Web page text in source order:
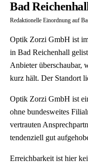
Bad
Redaktionelle Einordnung auf
Optik Zorzi GmbH ist
in Bad Reichenhall
Anbieter überschaubar,
kurz hält. Der Standort
Optik Zorzi GmbH ist
ohne bundesweites
vertrauten
tendenziell gut
Erreichbarkeit ist hier